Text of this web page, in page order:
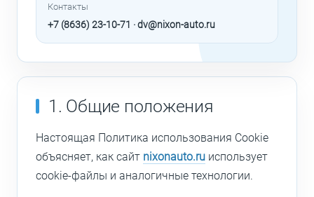
Контакты
+7 (8636) 23-10-71 · dv@nixon-auto.ru
1. Общие положения
Настоящая Политика использования Cookie
объясняет, как сайт nixonauto.ru использует
cookie-файлы и аналогичные технологии.